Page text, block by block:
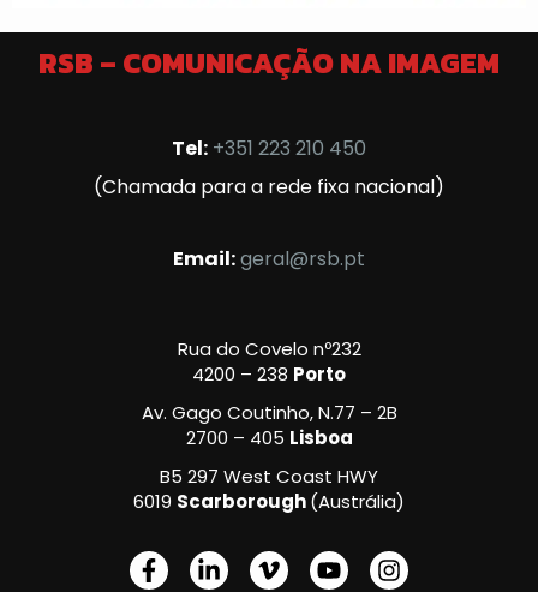
RSB – COMUNICAÇÃO NA IMAGEM
Tel: +351 223 210 450
(Chamada para a rede fixa nacional)
Email:geral@rsb.pt
Rua do Covelo nº232
4200 – 238 Porto
Av. Gago Coutinho, N.77 – 2B
2700 – 405 Lisboa
B5 297 West Coast HWY
6019 Scarborough(Austrália)
F L V Y I